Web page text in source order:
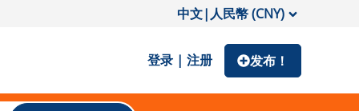
中文| 人民幣 (CNY)
登录 | 注册 发布！